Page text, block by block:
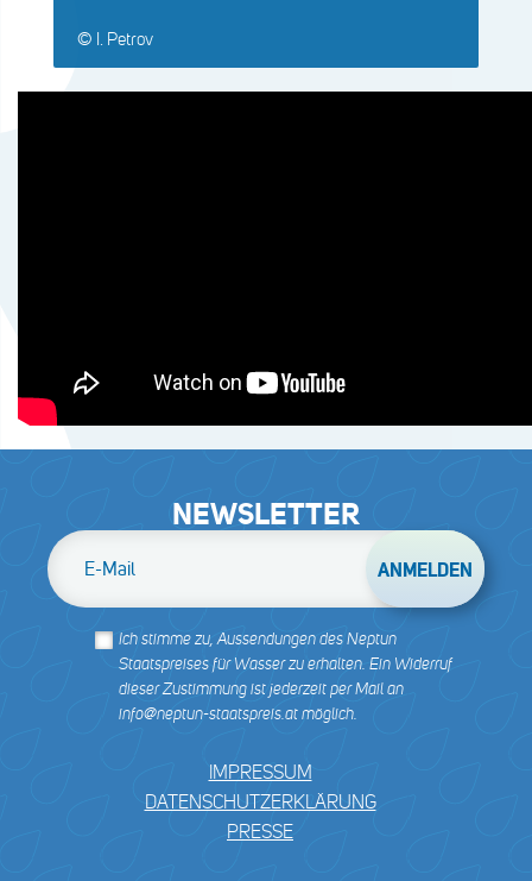
© I. Petrov
IMPRESSUM
DATENSCHUTZERKLÄRUNG
PRESSE
NEWSLETTER
E-Mail
Ich stimme zu, Aussendungen des Neptun
Staatspreises für Wasser zu erhalten. Ein Widerruf
dieser Zustimmung ist jederzeit per Mail an
info@neptun-staatspreis.at möglich.